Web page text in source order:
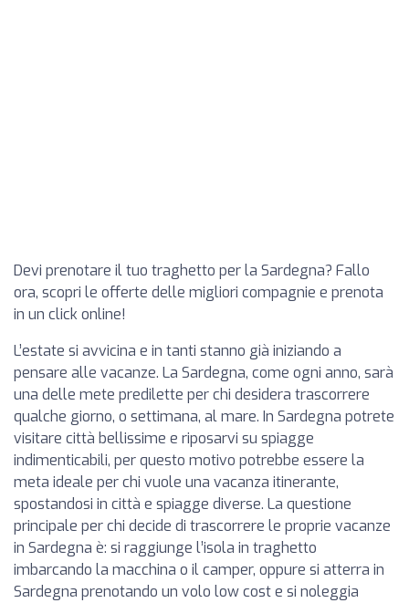
Devi prenotare il tuo traghetto per la Sardegna? Fallo
ora, scopri le offerte delle migliori compagnie e prenota
in un click online!
L’estate si avvicina e in tanti stanno già iniziando a
pensare alle vacanze. La Sardegna, come ogni anno, sarà
una delle mete predilette per chi desidera trascorrere
qualche giorno, o settimana, al mare. In Sardegna potrete
visitare città bellissime e riposarvi su spiagge
indimenticabili, per questo motivo potrebbe essere la
meta ideale per chi vuole una vacanza itinerante,
spostandosi in città e spiagge diverse. La questione
principale per chi decide di trascorrere le proprie vacanze
in Sardegna è: si raggiunge l’isola in traghetto
imbarcando la macchina o il camper, oppure si atterra in
Sardegna prenotando un volo low cost e si noleggia